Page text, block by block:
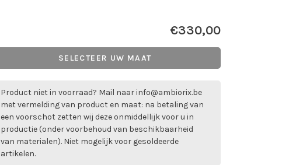
€330,00
SELECTEER UW MAAT
Product niet in voorraad? Mail naarinfo@ambiorix.be
met vermelding van product en maat: na betaling van
een voorschot zetten wij deze onmiddellijk voor u in
productie (onder voorbehoud van beschikbaarheid
van materialen). Niet mogelijk voor gesoldeerde
artikelen.